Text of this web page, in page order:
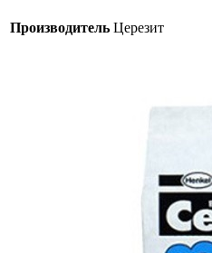
№55
(Светло-
Производитель Церезит